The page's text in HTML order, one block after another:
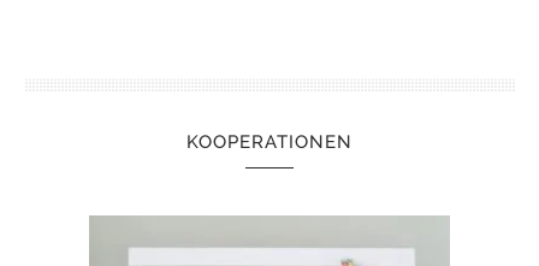
KOOPERATIONEN